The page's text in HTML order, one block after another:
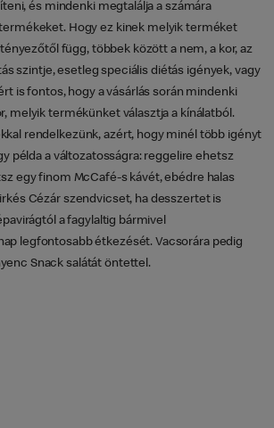
és mindenki megtalálja a számára
Hogy ez kinek melyik terméket
függ, többek között a nem, a kor, az
szintje, esetleg speciális diétás igények, vagy
is fontos, hogy a vásárlás során mindenki
melyik termékünket választja a kínálatból.
rendelkezünk, azért, hogy minél több igényt
példa a változatosságra: reggelire ehetsz
egy finom McCafé-s kávét, ebédre halas
Cézár szendvicset, ha desszertet is
a fagylaltig bármivel
legfontosabb étkezését. Vacsorára pedig
Snack salátát öntettel.